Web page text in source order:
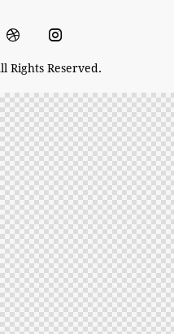
Reserved.